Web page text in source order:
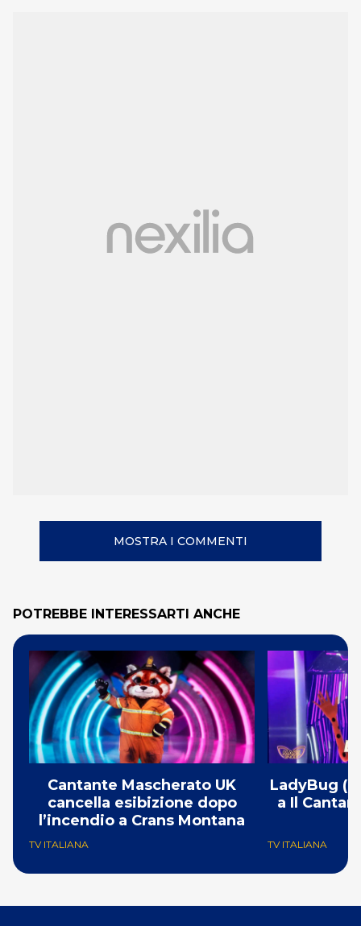
MOSTRA I COMMENTI
POTREBBE INTERESSARTI ANCHE
Cantante Mascherato UK
cancella esibizione dopo
l’incendio a Crans Montana
TV ITALIANA
LadyBug
a Il
TV ITALIANA